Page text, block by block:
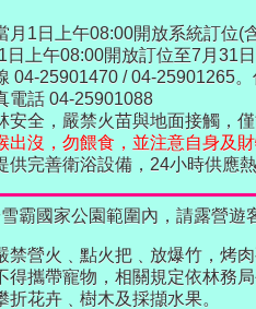
月1日上午08:00開放系統訂位(
日上午08:00開放訂位至7月31
04-25901470 / 04-25901265
電話 04-25901088
安全，嚴禁火苗與地面接觸，
出沒，勿餵食，並注意自身及財
供完善衛浴設備，24小時供應熱
霸國家公園範圍內，請露營遊
禁營火﹑點火把﹑放爆竹，烤
得攜帶寵物，相關規定依林務局
折花卉﹑樹木及採擷水果。